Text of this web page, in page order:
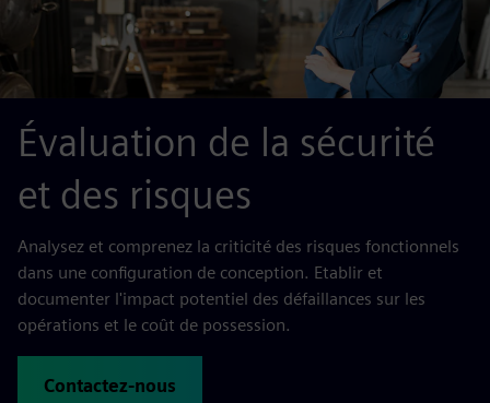
Évaluation de la sécurité
et des risques
Analysez et comprenez la criticité des risques fonctionnels
dans une configuration de conception. Etablir et
documenter l'impact potentiel des défaillances sur les
opérations et le coût de possession.
Contactez-nous